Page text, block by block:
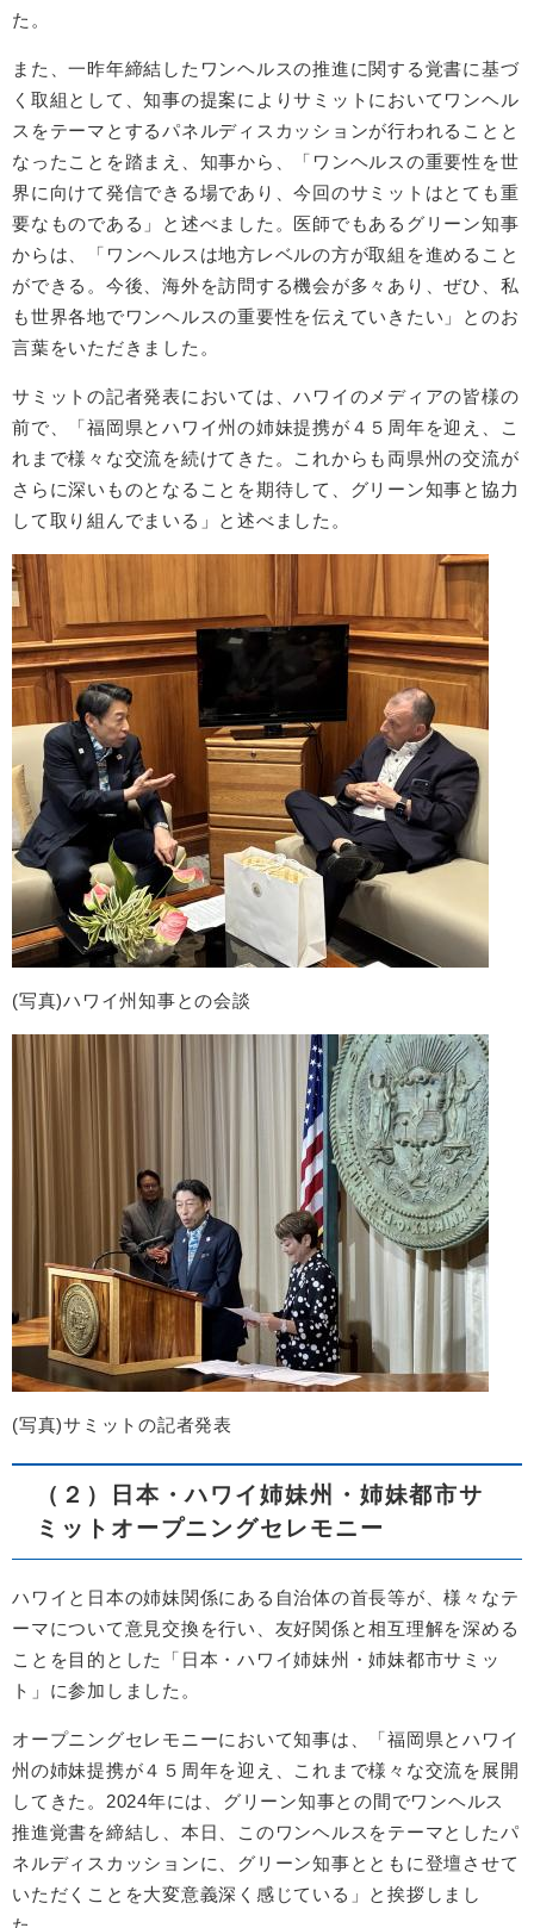
た。
また、一昨年締結したワンヘルスの推進に関する覚書に基づ
く取組として、知事の提案によりサミットにおいてワンヘル
スをテーマとするパネルディスカッションが行われることと
なったことを踏まえ、知事から、「ワンヘルスの重要性を世
界に向けて発信できる場であり、今回のサミットはとても重
要なものである」と述べました。医師でもあるグリーン知事
からは、「ワンヘルスは地方レベルの方が取組を進めること
ができる。今後、海外を訪問する機会が多々あり、ぜひ、私
も世界各地でワンヘルスの重要性を伝えていきたい」とのお
言葉をいただきました。
サミットの記者発表においては、ハワイのメディアの皆様の
前で、「福岡県とハワイ州の姉妹提携が４５周年を迎え、こ
れまで様々な交流を続けてきた。これからも両県州の交流が
さらに深いものとなることを期待して、グリーン知事と協力
して取り組んでまいる」と述べました。
(写真)ハワイ州知事との会談
(写真)サミットの記者発表
（２）日本・ハワイ姉妹州・姉妹都市サ
ミットオープニングセレモニー
ハワイと日本の姉妹関係にある自治体の首長等が、様々なテ
ーマについて意見交換を行い、友好関係と相互理解を深める
ことを目的とした「日本・ハワイ姉妹州・姉妹都市サミッ
ト」に参加しました。
オープニングセレモニーにおいて知事は、「福岡県とハワイ
州の姉妹提携が４５周年を迎え、これまで様々な交流を展開
してきた。2024年には、グリーン知事との間でワンヘルス
推進覚書を締結し、本日、このワンヘルスをテーマとしたパ
ネルディスカッションに、グリーン知事とともに登壇させて
いただくことを大変意義深く感じている」と挨拶しまし